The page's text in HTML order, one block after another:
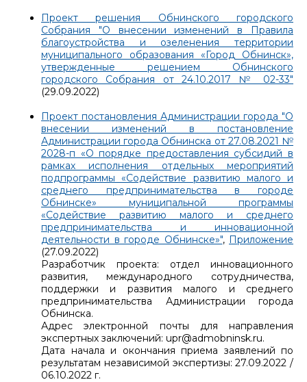
Проект решения Обнинского городского
Собрания "О внесении изменений в Правила
благоустройства и озеленения территории
муниципального образования «Город Обнинск»,
утвержденные решением Обнинского
городского Собрания от 24.10.2017 № 02-33"
(29.09.2022)
Проект постановления Администрации города "О
внесении изменений в постановление
Администрации города Обнинска от 27.08.2021 №
2028-п «О порядке предоставления субсидий в
рамках исполнения отдельных мероприятий
подпрограммы «Содействие развитию малого и
среднего предпринимательства в городе
Обнинске» муниципальной программы
«Содействие развитию малого и среднего
предпринимательства и инновационной
деятельности в городе Обнинске»", Приложение
(27.09.2022)
Разработчик проекта: отдел инновационного
развития, международного сотрудничества,
поддержки и развития малого и среднего
предпринимательства Администрации города
Обнинска.
Адрес электронной почты для направления
экспертных заключений: upr@admobninsk.ru.
Дата начала и окончания приема заявлений по
результатам независимой экспертизы: 27.09.2022 /
06.10.2022 г.